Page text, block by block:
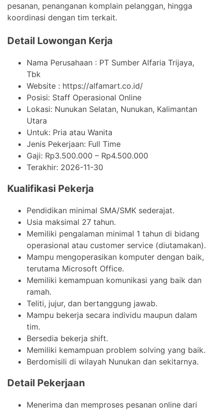
pesanan, penanganan komplain pelanggan, hingga
koordinasi dengan tim terkait.
Detail Lowongan Kerja
Nama Perusahaan : PT Sumber Alfaria Trijaya,
Tbk
Website : https://alfamart.co.id/
Posisi: Staff Operasional Online
Lokasi: Nunukan Selatan, Nunukan, Kalimantan
Utara
Untuk: Pria atau Wanita
Jenis Pekerjaan: Full Time
Gaji: Rp3.500.000 – Rp4.500.000
Terakhir: 2026-11-30
Kualifikasi Pekerja
Pendidikan minimal SMA/SMK sederajat.
Usia maksimal 27 tahun.
Memiliki pengalaman minimal 1 tahun di bidang
operasional atau customer service (diutamakan).
Mampu mengoperasikan komputer dengan baik,
terutama Microsoft Office.
Memiliki kemampuan komunikasi yang baik dan
ramah.
Teliti, jujur, dan bertanggung jawab.
Mampu bekerja secara individu maupun dalam
tim.
Bersedia bekerja shift.
Memiliki kemampuan problem solving yang baik.
Berdomisili di wilayah Nunukan dan sekitarnya.
Detail Pekerjaan
Menerima dan memproses pesanan online dari